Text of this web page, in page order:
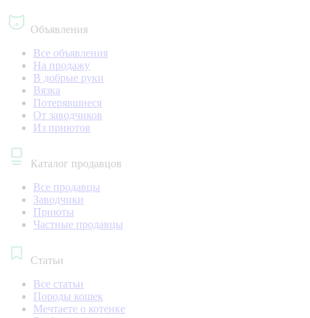
Объявления
Все объявления
На продажу
В добрые руки
Вязка
Потерявшиеся
От заводчиков
Из приютов
Каталог продавцов
Все продавцы
Заводчики
Приюты
Частные продавцы
Статьи
Все статьи
Породы кошек
Мечтаете о котенке